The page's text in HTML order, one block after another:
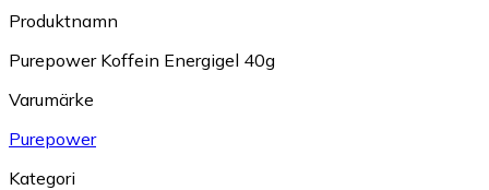
Produktnamn
Purepower Koffein Energigel 40g
Varumärke
Purepower
Kategori